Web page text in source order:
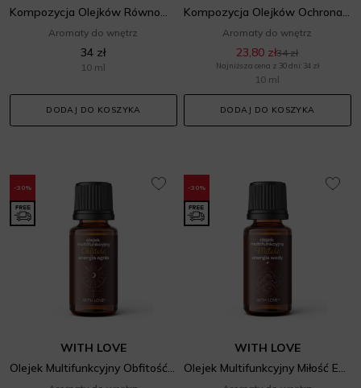
Aromaty do wnętrz
34 zł
10 ml
DODAJ DO KOSZYKA
Aromaty do wnętrz
23,80 zł34 zł
Najniższa cena z 30 dni: 34 zł
10 ml
DODAJ DO KOSZYKA
-30%
WITH LOVE
Olejek Multifunkcyjny Obfitość Energia Ognia
-30%
WITH LOVE
Olejek Multifunkcyjny Miłość Energia Wody